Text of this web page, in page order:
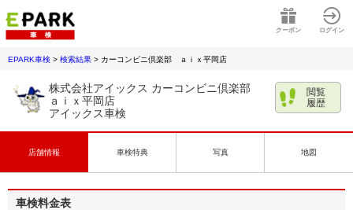
クーポン ログイン
EPARK車検 > 検索結果 > カーコンビニ倶楽部 ａｉｘ平岡店
株式会社アイックス カーコンビニ倶楽部
ａｉｘ平岡店
アイックス車検
閲覧
履歴
店舗情報 車検特典 写真 地図
車検料金表